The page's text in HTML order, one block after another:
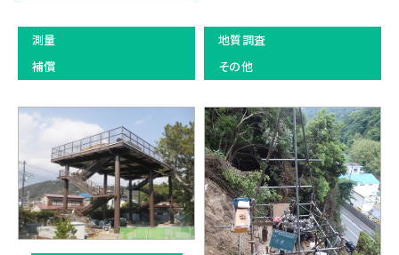
測量
地質調査
補償
その他